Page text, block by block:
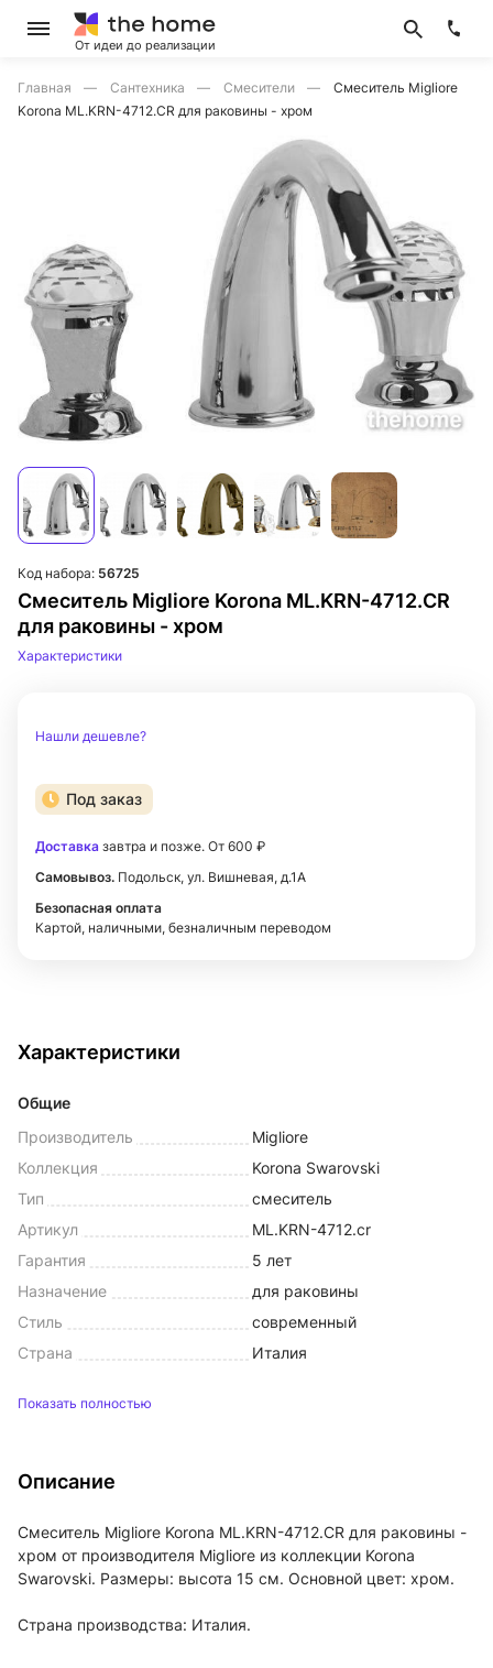
От идеи до реализации
Главная Сантехника Смесители
Смеситель Migliore
Korona ML.KRN-4712.CR для раковины - хром
Смеситель Migliore Korona ML.KRN-4712.CR
для раковины - хром
Код набора: 56725
Характеристики
Нашли дешевле?
Под заказ
Доставка завтра и позже. От 600 ₽
Самовывоз. Подольск, ул. Вишневая, д.1А
Безопасная оплата
Картой, наличными, безналичным переводом
Характеристики
Общие
Производитель
Migliore
Коллекция
Korona Swarovski
Тип
смеситель
Артикул
ML.KRN-4712.cr
Гарантия
5 лет
Назначение
для раковины
Стиль
современный
Страна
Италия
Показать полностью
Описание
Смеситель Migliore Korona ML.KRN-4712.CR для раковины -
хром от производителя Migliore из коллекции Korona
Swarovski. Размеры: высота 15 см. Основной цвет: хром.
Страна производства: Италия.